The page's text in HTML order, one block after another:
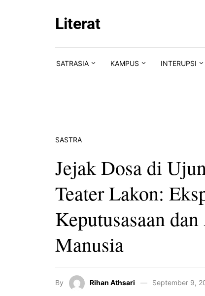
Literat
SATRASIA KAMPUS INTERUPSI
SASTRA
Jejak Dosa di
Teater Lakon:
Keputusasaan
Manusia
By Rihan Athsari September 9,